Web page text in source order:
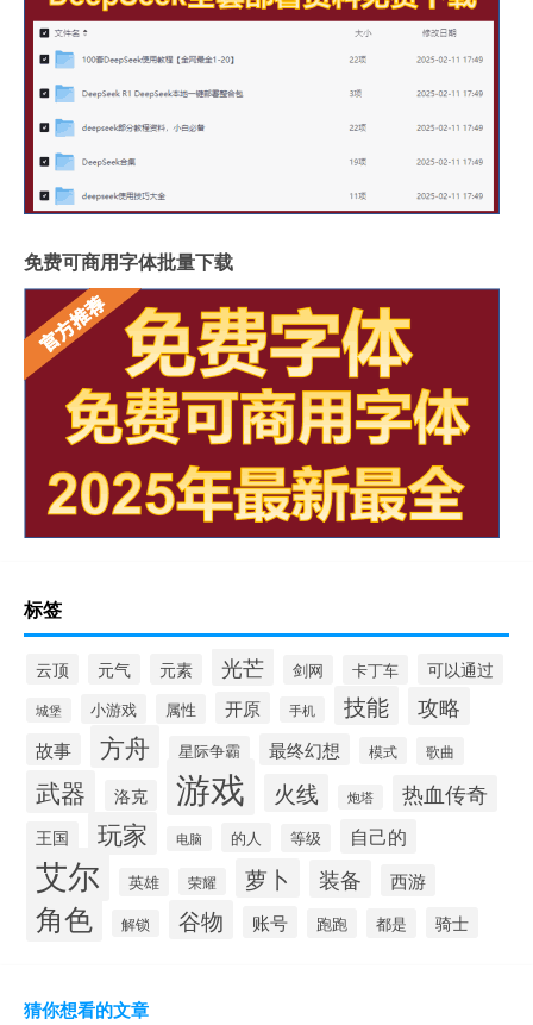
免费可商用字体批量下载
标签
云顶 元气 元素 光芒 剑网 卡丁车 可以通过
城堡 小游戏 属性 开原 手机 技能 攻略
故事 方舟 星际争霸 最终幻想 模式 歌曲
武器 洛克 游戏 火线 炮塔 热血传奇
王国 玩家 电脑 的人 等级 自己的
艾尔 英雄 荣耀 萝卜 装备 西游
角色 解锁 谷物 账号 跑跑 都是 骑士
猜你想看的文章